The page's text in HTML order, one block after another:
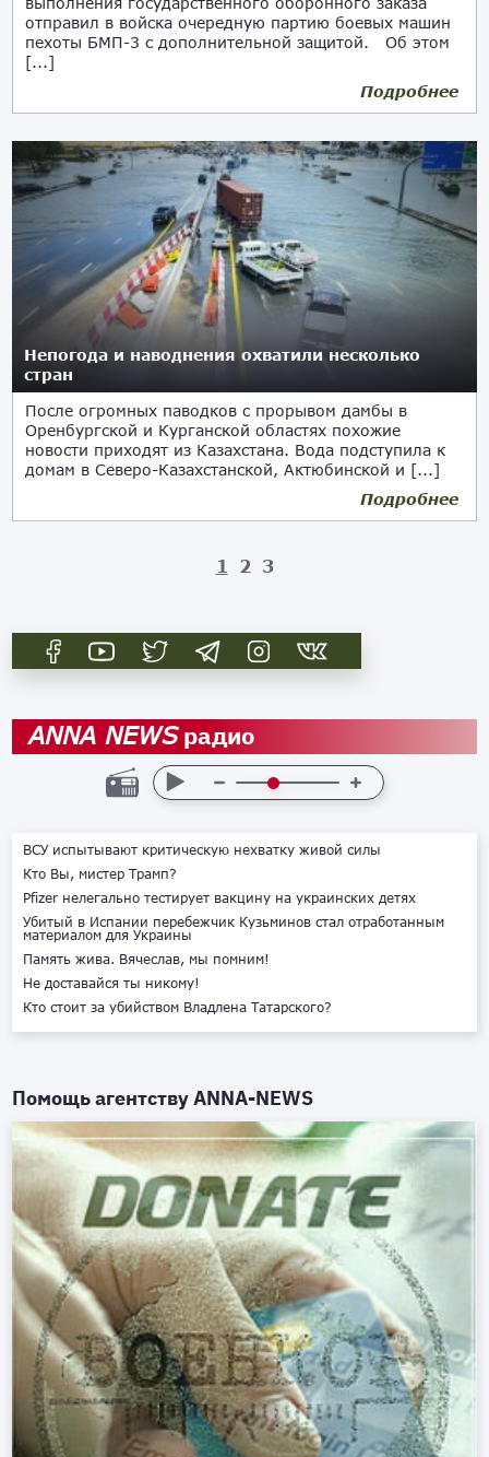
отправил в войска очередную партию боевых машин
пехоты БМП-3 с дополнительной защитой. Об этом
[...]
Подробнее
Непогода и наводнения охватили несколько
стран
После огромных паводков с прорывом дамбы в
Оренбургской и Курганской областях похожие
новости приходят из Казахстана. Вода подступила к
домам в Северо-Казахстанской, Актюбинской и [...]
Подробнее
1 2 3
ANNA NEWSрадио
ВСУ испытывают критическую нехватку живой силы
Кто Вы, мистер Трамп?
Pfizer нелегально тестирует вакцину на украинских детях
Убитый в Испании перебежчик Кузьминов стал отработанным
материалом для Украины
Память жива. Вячеслав, мы помним!
Не доставайся ты никому!
Кто стоит за убийством Владлена Татарского?
Помощь агентствуANNA-NEWS